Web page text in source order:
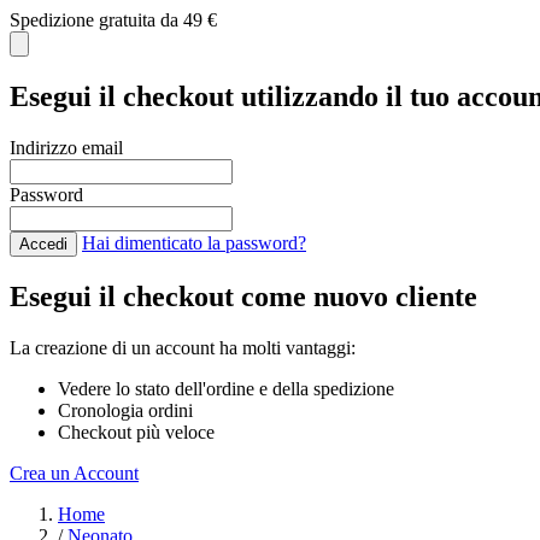
Spedizione gratuita da 49 €
Esegui il checkout utilizzando il tuo
Indirizzo email
Password
Accedi Hai dimenticato la password?
Esegui il checkout come nuovo cliente
La creazione di un account ha molti vantaggi:
Vedere lo stato dell'ordine e della spedizione
Cronologia ordini
Checkout più veloce
Crea un Account
Home
/ Neonato